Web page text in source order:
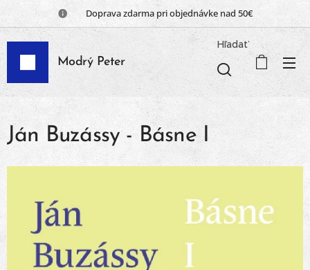
📦 Doprava zdarma pri objednávke nad 50€
Modrý Peter
Hľadať
Ján Buzássy - Básne I